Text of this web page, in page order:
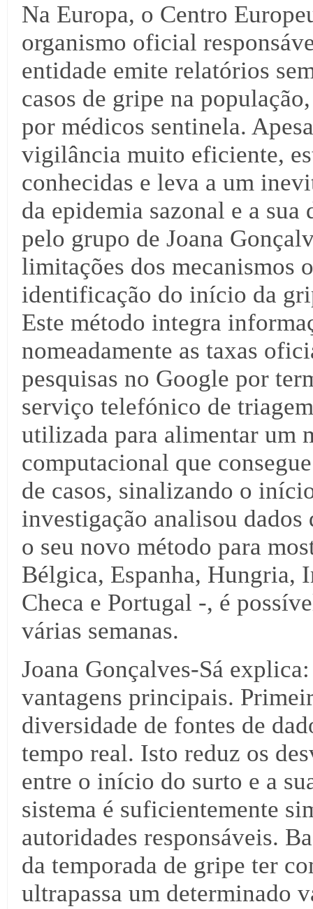
Na Europa, o Centro
organismo oficial
entidade emite relatórios
casos de gripe na
por médicos sentinela.
vigilância muito eficiente,
conhecidas e leva a um
da epidemia sazonal e a
pelo grupo de Joana
limitações dos mecanismos
identificação do início da
Este método integra
nomeadamente as taxas
pesquisas no Google por
serviço telefónico de
utilizada para alimentar um
computacional que
de casos, sinalizando o
investigação analisou
o seu novo método para
Bélgica, Espanha, Hungria,
Checa e Portugal -, é
várias semanas.
Joana Gonçalves-Sá
vantagens principais.
diversidade de fontes de
tempo real. Isto reduz os
entre o início do surto e a
sistema é suficientemente
autoridades responsáveis.
da temporada de gripe ter
ultrapassa um determinado